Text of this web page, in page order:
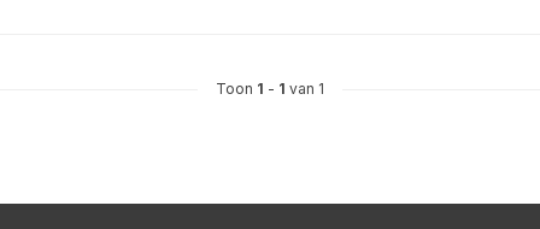
Toon 1 - 1 van 1